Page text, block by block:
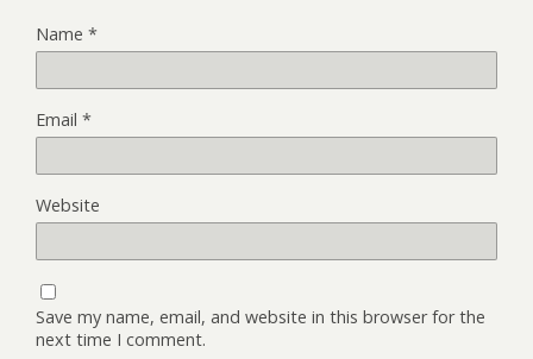
Name *
Email *
Website
Save my name, email, and website in this browser for the
next time I comment.